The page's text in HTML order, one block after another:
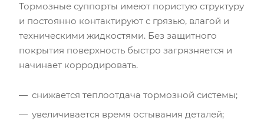
Тормозные суппорты имеют пористую структуру
и постоянно контактируют с грязью, влагой и
техническими жидкостями. Без защитного
покрытия поверхность быстро загрязняется и
начинает корродировать.
снижается теплоотдача тормозной системы;
увеличивается время остывания деталей;